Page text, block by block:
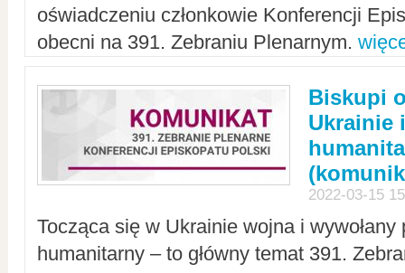
oświadczeniu członkowie Konferencji
obecni na 391. Zebraniu Plenarnym.
Biskupi
Ukrainie
2022-03-15
Tocząca się w Ukrainie wojna i
humanitarny – to główny temat 391.